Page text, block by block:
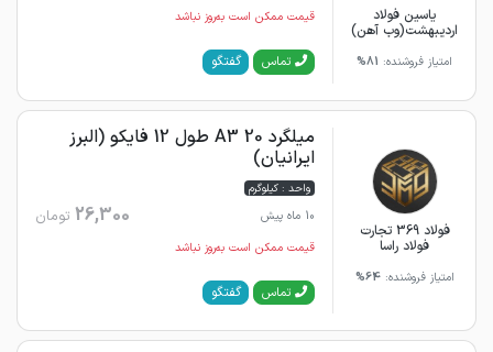
یاسین فولاد
اردیبهشت(وب آهن)
امتیاز فروشنده: 81%
قیمت ممکن است به‌روز نباشد
تماس گفتگو
فولاد 369 تجارت
فولاد راسا
امتیاز فروشنده:64%
میلگرد 20 A3 طول 12 فایکو (البرز
ایرانیان)
واحد : کیلوگرم
10 ماه پیش
26,300 تومان
قیمت ممکن است به‌روز نباشد
تماس گفتگو